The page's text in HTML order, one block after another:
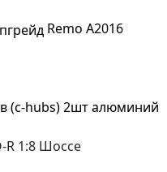
Remo A2016
(c-hubs) 2шт алюминий
R 1:8 Шоссе